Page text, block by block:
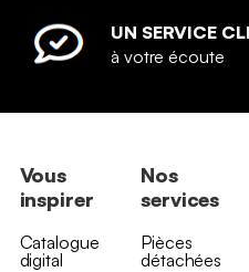
UN SERVICE
à votre écoute
Vous
inspirer
Catalogue
digital
Nos
services
Pièces
détachées